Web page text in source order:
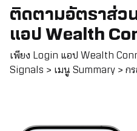
ติดตามอัตราส่ว
แอป Wealth
เพียง Login แอป Wealth
Signals > เมนู Summary > ก